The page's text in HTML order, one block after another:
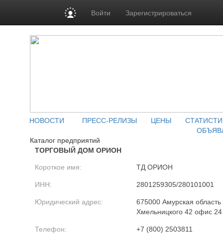
Войти Зарегистрироваться
НОВОСТИ ПРЕСС-РЕЛИЗЫ ЦЕНЫ
Каталог предприятий
ТОРГОВЫЙ ДОМ ОРИОН
Короткое имя: ТД ОРИОН
ИНН: 2801259305/280101001
Юридический адрес:
675000 Амурская
Хмельницкого 42 офис 24
Телефон: +7 (800) 2503811